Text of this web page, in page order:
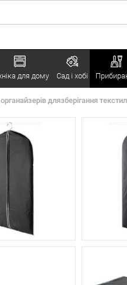
для дому Сад і хобі
длязберігання